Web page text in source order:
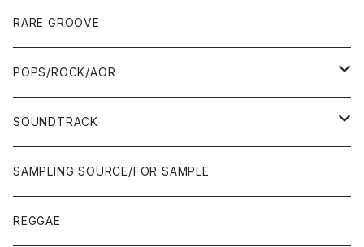
WEST COAST/SOUTH
JAPAN ONLY RELEASE/REMIX
WEST COAST/SOUTH
JAPAN ONLY RELEASE/REMIX
CD ALBUM
80'S
80'S
60'S/70'S
80'S
70'S
80'S
12"/7"
70'S
80'S
JAZZ
FUSION
RARE GROOVE
POPS/ROCK/AOR
POPS/S.S.W.
ROCK/AOR
SOUNDTRACK
LP
JAPANESE
7"/12"
SAMPLING SOURCE/FOR SAMPLE
REGGAE